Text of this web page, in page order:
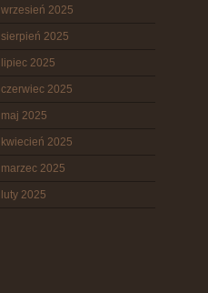
wrzesień 2025
sierpień 2025
lipiec 2025
czerwiec 2025
maj 2025
kwiecień 2025
marzec 2025
luty 2025